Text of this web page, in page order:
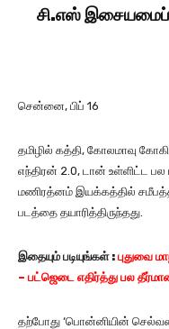
சி.எஸ்
சென்னை, பிப் 16
தமிழில் கத்தி, கோலமாவு
எந்திரன் 2.0, டான் உள்ளிட்ட
மணிரத்னம் இயக்கத்தில்
படத்தை தயாரித்திருந்தது.
இதையும் படியுங்கள்: புதுவை
– பட்ஜெடை எதிர்த்து பல
தற்போது ‘பொன்னியின் செல்வன்